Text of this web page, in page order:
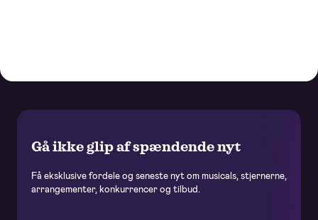
Gå ikke glip af spændende nyt
Få eksklusive fordele og seneste nyt om musicals, stjernerne,
arrangementer, konkurrencer og tilbud.